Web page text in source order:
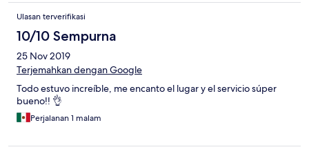
Ulasan terverifikasi
10/10 Sempurna
25 Nov 2019
Terjemahkan dengan Google
Todo estuvo increíble, me encanto el lugar y el servicio súper
bueno!! 👌
Perjalanan 1 malam